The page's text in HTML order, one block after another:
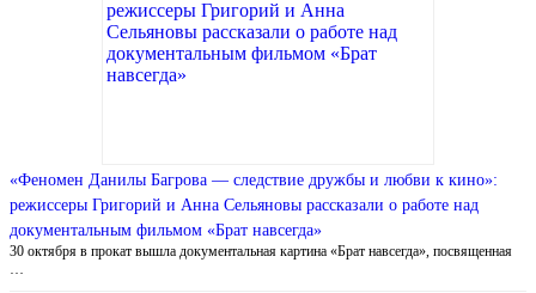
«Феномен Данилы Багрова — следствие дружбы и любви к кино»:
режиссеры Григорий и Анна Сельяновы рассказали о работе над
документальным фильмом «Брат навсегда»
30 октября в прокат вышла документальная картина «Брат навсегда», посвященная